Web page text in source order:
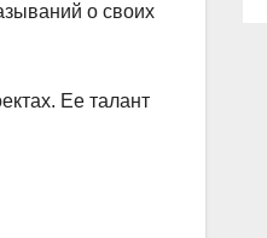
о своих
Ее талант